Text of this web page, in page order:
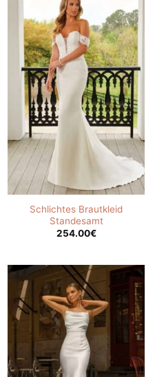
Schlichtes Brautkleid
Standesamt
254.00€